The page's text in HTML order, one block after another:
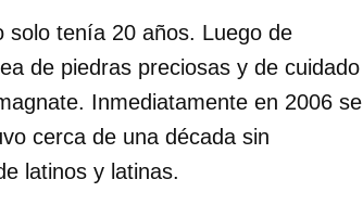
solo tenía 20 años. Luego de
de piedras preciosas y de cuidado
Inmediatamente en 2006 se
cerca de una década sin
latinos y latinas.